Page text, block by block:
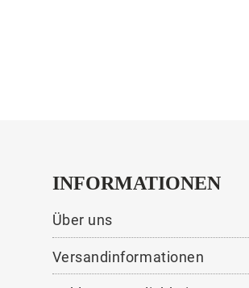
INFORMATIONEN
Über uns
Versandinformationen